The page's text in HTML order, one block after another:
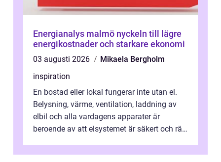
Energianalys malmö nyckeln till lägre
energikostnader och starkare ekonomi
03 augusti 2026
Mikaela Bergholm
inspiration
En bostad eller lokal fungerar inte utan el.
Belysning, värme, ventilation, laddning av
elbil och alla vardagens apparater är
beroende av att elsystemet är säkert och rätt